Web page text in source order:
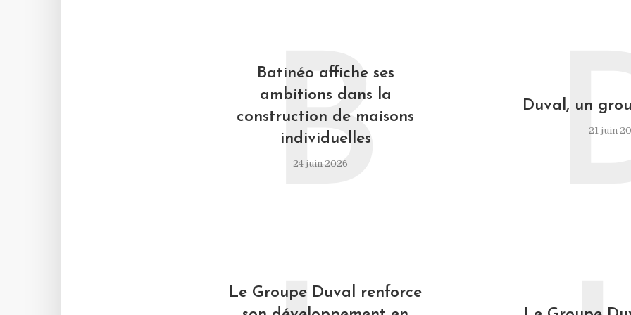
Batinéo affiche ses
ambitions dans la
construction de maisons
individuelles
24 juin 2026
B Duval, un
21 juin
Le Groupe Duval renforce